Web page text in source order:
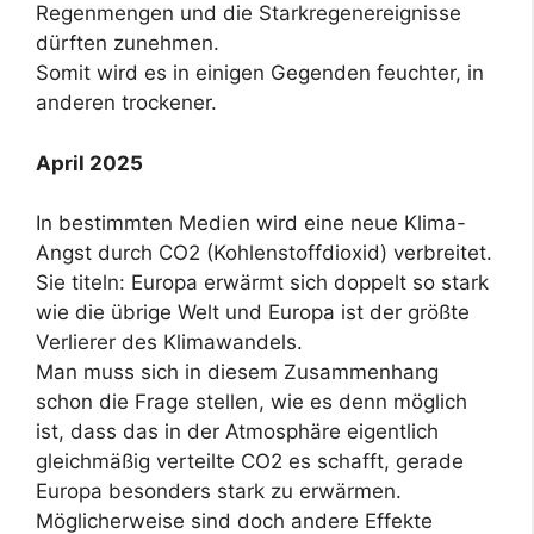
Regenmengen und die Starkregenereignisse
dürften zunehmen.
Somit wird es in einigen Gegenden feuchter, in
anderen trockener.
April 2025
In bestimmten Medien wird eine neue Klima-
Angst durch CO2 (Kohlenstoffdioxid) verbreitet.
Sie titeln: Europa erwärmt sich doppelt so stark
wie die übrige Welt und Europa ist der größte
Verlierer des Klimawandels.
Man muss sich in diesem Zusammenhang
schon die Frage stellen, wie es denn möglich
ist, dass das in der Atmosphäre eigentlich
gleichmäßig verteilte CO2 es schafft, gerade
Europa besonders stark zu erwärmen.
Möglicherweise sind doch andere Effekte